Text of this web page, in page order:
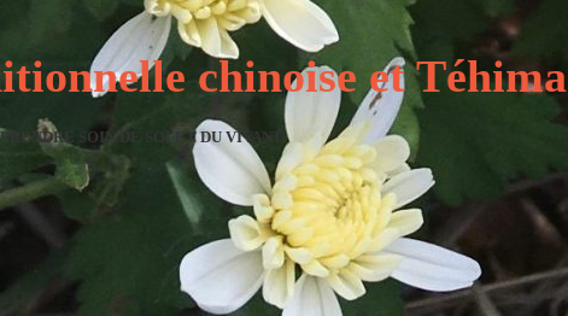
chinoise et Téhima
PRENDRE SOIN DE SOI ET DU VIVANT